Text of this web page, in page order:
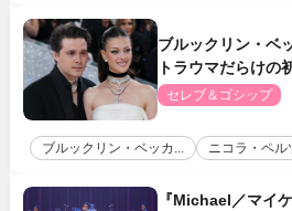
ブルックリン・ベ
トラウマだらけの
ない
セレブ＆ゴシップ
ブルックリン・ベッカ... ニコラ・ペル
『Michael／マイ